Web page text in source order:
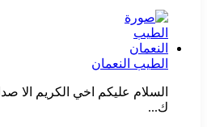
الطيب النعمان
ك...